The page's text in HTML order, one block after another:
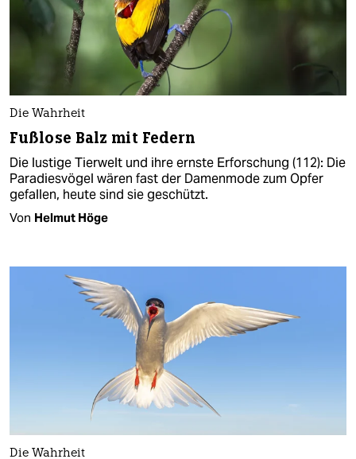
Die Wahrheit
Fußlose Balz mit Federn
Die lustige Tierwelt und ihre ernste Erforschung (112): Die
Paradiesvögel wären fast der Damenmode zum Opfer
gefallen, heute sind sie geschützt.
Von Helmut Höge
Die Wahrheit